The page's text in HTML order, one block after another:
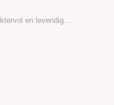
en levendig…